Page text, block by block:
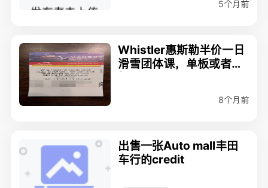
5个月前
Whistler惠斯勒半价一日
滑雪团体课，单板或者双
8个月前
出售一张Auto mall丰田
车行的credit